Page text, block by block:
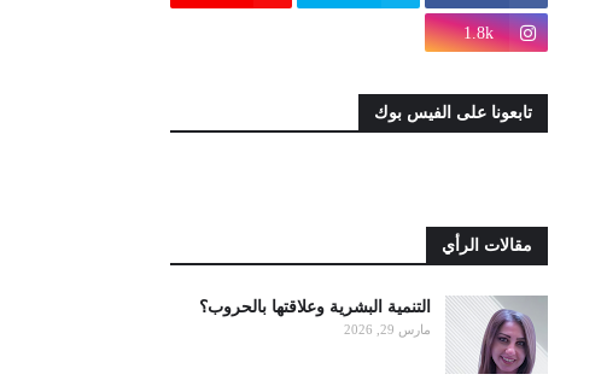
1.8k
تابعونا على الفيس بوك
مقالات الرأي
التنمية البشرية وعلاقتها بالحروب؟
مارس 29, 2026